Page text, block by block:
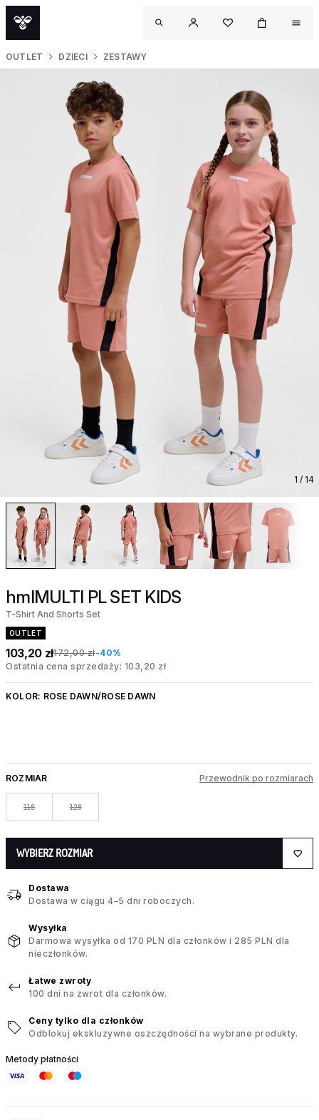
OUTLET DZIECI ZESTAWY
1 / 14
hmlMULTI PL SET KIDS
T-Shirt And Shorts Set
OUTLET
103,20 zł172,00 zł-40%
Ostatnia cena sprzedaży: 103,20 zł
KOLOR: ROSE DAWN/ROSE DAWN
ROZMIAR Przewodnik po rozmiarach
116 128
WYBIERZ ROZMIAR
Dostawa
Dostawa w ciągu 4–5 dni roboczych.
Wysyłka
Darmowa wysyłka od 170 PLN dla członków i 285 PLN dla
nieczłonków.
Łatwe zwroty
100 dni na zwrot dla członków.
Ceny tylko dla członków
Odblokuj ekskluzywne oszczędności na wybrane produkty.
Metody płatności